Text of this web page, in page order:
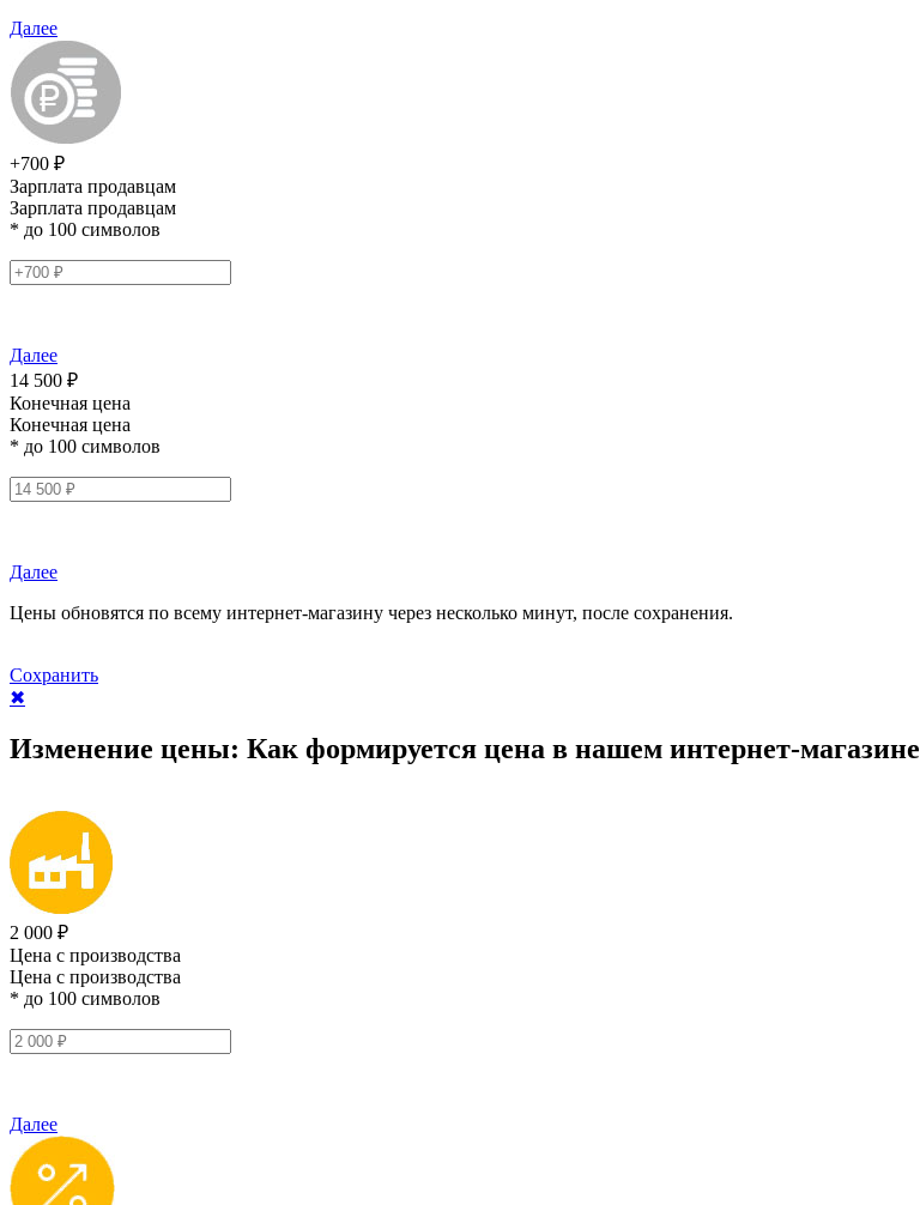
Далее
+700 ₽
Зарплата продавцам
Зарплата продавцам
* до 100 символов
Далее
14 500 ₽
Конечная цена
Конечная цена
* до 100 символов
Далее
Цены обновятся по всему интернет-магазину через несколько минут, после сохранения.
Сохранить
✖
Изменение цены: Как формируется цена в нашем интернет-магазине
2 000 ₽
Цена с производства
Цена с производства
* до 100 символов
Далее